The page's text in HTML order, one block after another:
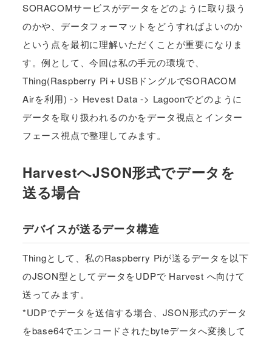
SORACOMサービスがデータをどのように取り扱う
のかや、データフォーマットをどうすればよいのか
という点を最初に理解いただくことが重要になりま
す。例として、今回は私の手元の環境で、
Thing(Raspberry Pi＋USBドングルでSORACOM
Airを利用) -> Hevest Data -> Lagoonでどのように
データを取り扱われるのかをデータ視点とインター
フェース視点で整理してみます。
HarvestへJSON形式でデータを
送る場合
デバイスが送るデータ構造
Thingとして、私のRaspberry Piが送るデータを以下
のJSON型としてデータをUDPで Harvest へ向けて
送ってみます。
*UDPでデータを送信する場合、JSON形式のデータ
をbase64でエンコードされたbyteデータへ変換して